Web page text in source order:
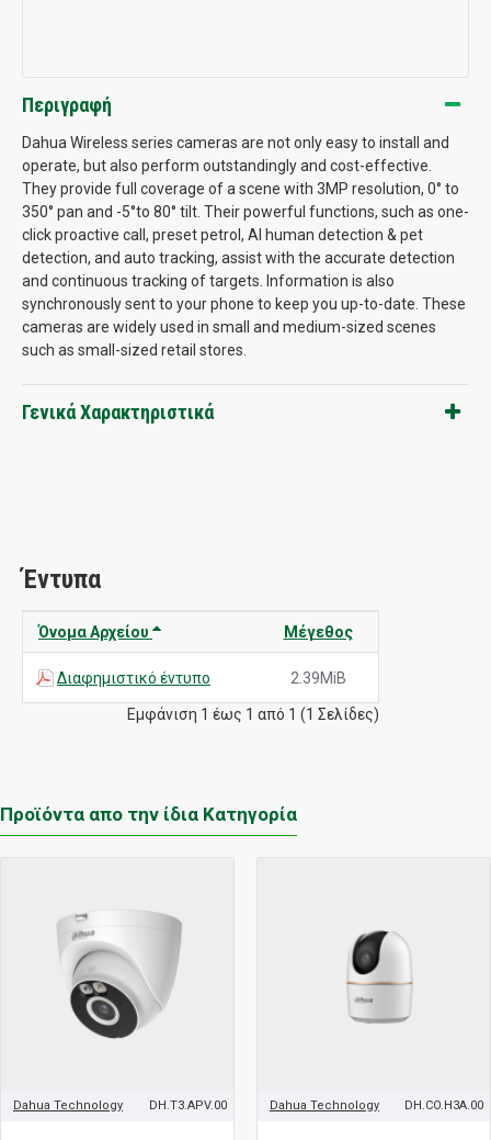
Περιγραφή
Dahua Wireless series cameras are not only easy to install and
operate, but also perform outstandingly and cost-effective.
They provide full coverage of a scene with 3MP resolution, 0° to
350° pan and -5°to 80° tilt. Their powerful functions, such as one-
click proactive call, preset petrol, AI human detection & pet
detection, and auto tracking, assist with the accurate detection
and continuous tracking of targets. Information is also
synchronously sent to your phone to keep you up-to-date. These
cameras are widely used in small and medium-sized scenes
such as small-sized retail stores.
Γενικά Χαρακτηριστικά
Έντυπα
Όνομα Αρχείου Μέγεθος
Διαφημιστικό έντυπο 2.39MiB
Εμφάνιση 1 έως 1 από 1 (1 Σελίδες)
Προϊόντα απο την ίδια Κατηγορία
Dahua Technology DH.T3.APV.00 Dahua Technology DH.CO.H3A.00